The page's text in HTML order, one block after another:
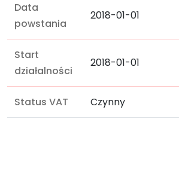
Data
powstania
2018-01-01
Start
działalności
2018-01-01
Status VAT Czynny